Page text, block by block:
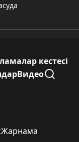
кестесі
Видео
Жарнама